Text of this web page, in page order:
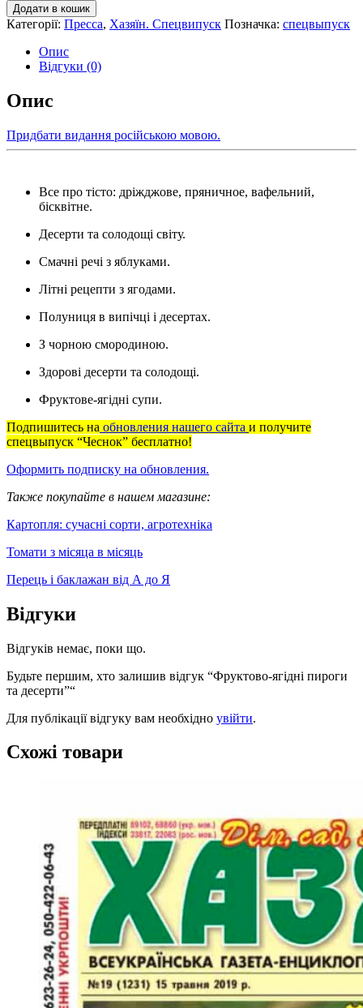
Додати в кошик
Категорії: Пресса, Хазяїн. Спецвипуск Позначка: спецвыпуск
Опис
Відгуки (0)
Опис
Придбати видання російською мовою.
Все про тісто: дріжджове, пряничное, вафельний,
бісквітне.
Десерти та солодощі світу.
Смачні речі з яблуками.
Літні рецепти з ягодами.
Полуниця в випічці і десертах.
З чорною смородиною.
Здорові десерти та солодощі.
Фруктове-ягідні супи.
Подпишитесь на обновления нашего сайта и получите
спецвыпуск “Чеснок” бесплатно!
Оформить подписку на обновления.
Также покупайте в нашем магазине:
Картопля: сучасні сорти, агротехніка
Томати з місяца в місяць
Перець і баклажан від А до Я
Відгуки
Відгуків немає, поки що.
Будьте першим, хто залишив відгук “Фруктово-ягідні пироги
та десерти”“
Для публікації відгуку вам необхідно увійти.
Схожі товари